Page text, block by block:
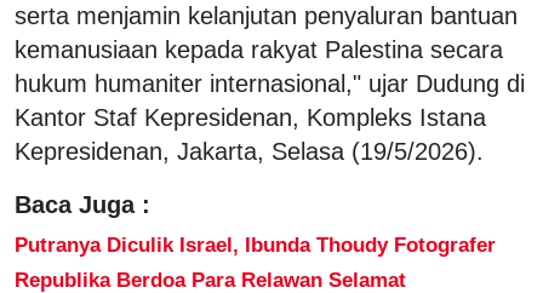
serta menjamin kelanjutan penyaluran bantuan
kemanusiaan kepada rakyat Palestina secara
hukum humaniter internasional," ujar Dudung di
Kantor Staf Kepresidenan, Kompleks Istana
Kepresidenan, Jakarta, Selasa (19/5/2026).
Baca Juga :
Putranya Diculik Israel, Ibunda Thoudy Fotografer
Republika Berdoa Para Relawan Selamat